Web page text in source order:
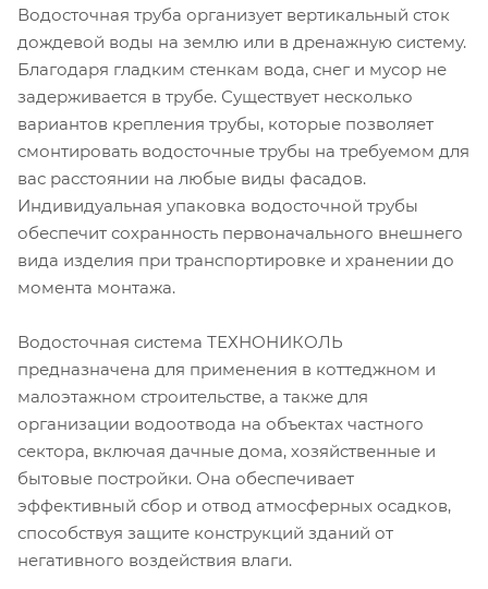
Водосточная труба организует вертикальный сток
дождевой воды на землю или в дренажную систему.
Благодаря гладким стенкам вода, снег и мусор не
задерживается в трубе. Существует несколько
вариантов крепления трубы, которые позволяет
смонтировать водосточные трубы на требуемом для
вас расстоянии на любые виды фасадов.
Индивидуальная упаковка водосточной трубы
обеспечит сохранность первоначального внешнего
вида изделия при транспортировке и хранении до
момента монтажа.
Водосточная система ТЕХНОНИКОЛЬ
предназначена для применения в коттеджном и
малоэтажном строительстве, а также для
организации водоотвода на объектах частного
сектора, включая дачные дома, хозяйственные и
бытовые постройки. Она обеспечивает
эффективный сбор и отвод атмосферных осадков,
способствуя защите конструкций зданий от
негативного воздействия влаги.